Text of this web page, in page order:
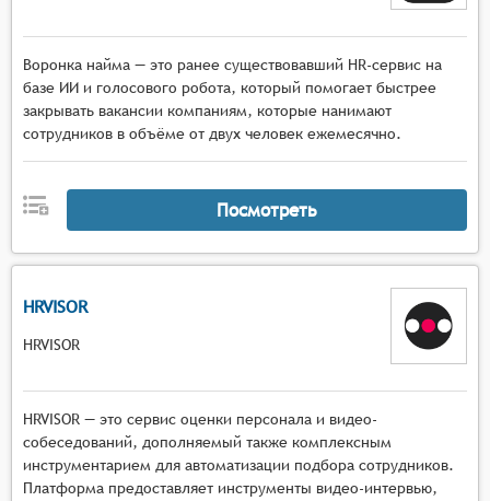
Воронка найма — это ранее существовавший HR-сервис на
базе ИИ и голосового робота, который помогает быстрее
закрывать вакансии компаниям, которые нанимают
сотрудников в объёме от двух человек ежемесячно.
Посмотреть
HRVISOR
HRVISOR
HRVISOR — это сервис оценки персонала и видео-
собеседований, дополняемый также комплексным
инструментарием для автоматизации подбора сотрудников.
Платформа предоставляет инструменты видео-интервью,